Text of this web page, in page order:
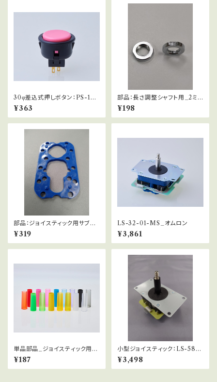
30φ差込式押しボタン：PS-14-
G
¥363
部品：長さ調整シャフト用_2ミリ
ワッシャー
¥198
部品：ジョイスティック用サブガ
イド_ビスナシ
¥319
LS-32-01-MS_オムロン
¥3,861
単品部品_ジョイスティック用シ
ャフトカバー
¥187
小型ジョイスティック：LS-58-0
1-MS
¥3,498